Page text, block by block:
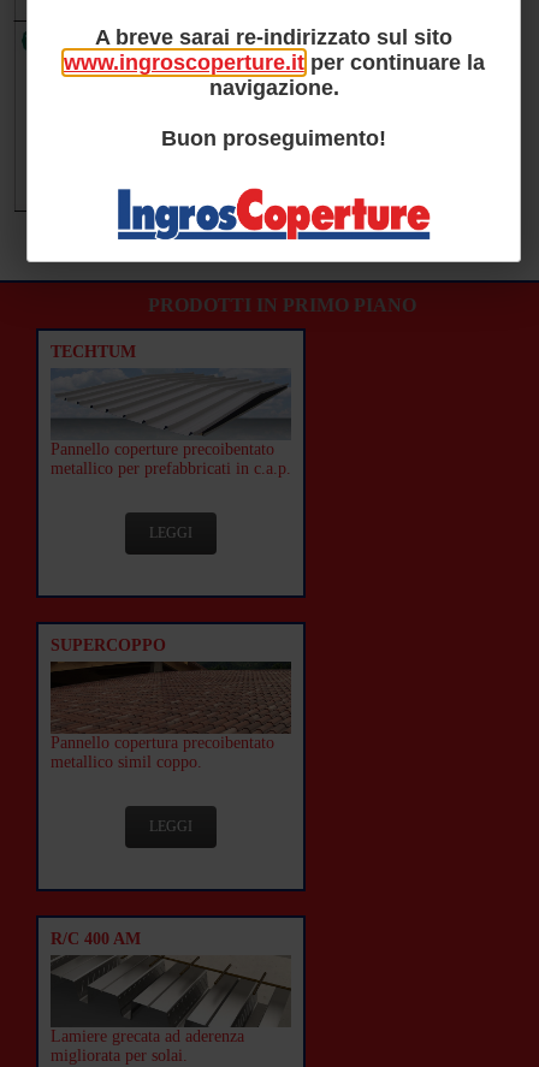
PRODOTTI IN PRIMO PIANO
TECHTUM
Pannello coperture precoibentato
metallico per prefabbricati in c.a.p.
LEGGI
SUPERCOPPO
Pannello copertura precoibentato
metallico simil coppo.
LEGGI
R/C 400 AM
Lamiere grecata ad aderenza
migliorata per solai.
A breve sarai re-indirizzato sul sito
www.ingroscoperture.itper continuare la
navigazione.
Buon proseguimento!